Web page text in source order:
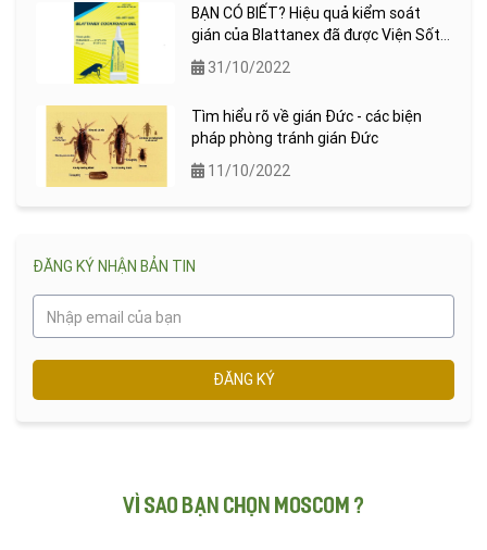
BẠN CÓ BIẾT? Hiệu quả kiểm soát
gián của Blattanex đã được Viện Sốt
rét ký sinh trùng quốc gia (NIMPE)
kiểm chứng !
31/10/2022
Tìm hiểu rõ về gián Đức - các biện
pháp phòng tránh gián Đức
11/10/2022
ĐĂNG KÝ NHẬN BẢN TIN
ĐĂNG KÝ
VÌ SAO BẠN CHỌN MOSCOM ?